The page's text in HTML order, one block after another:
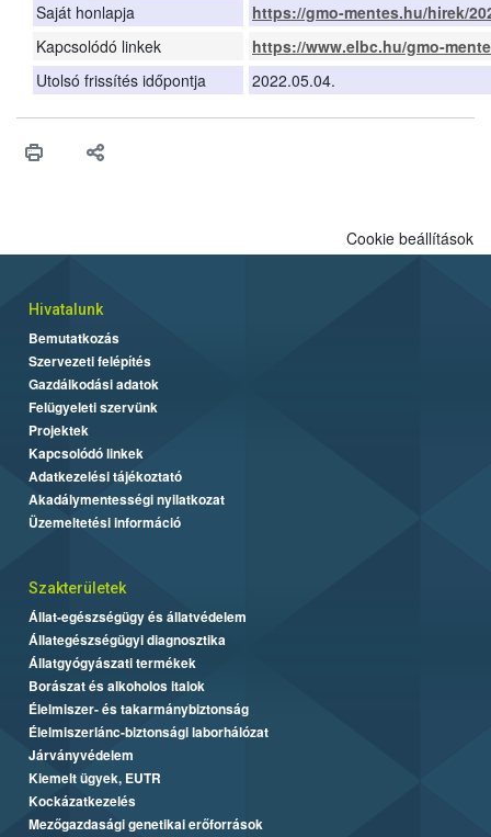
Saját honlapja
https://gmo-mentes.hu/hirek/
Kapcsolódó linkek
https://www.elbc.hu/gmo-
Utolsó frissítés időpontja
2022.05.04.
Cookie beállítások
Hivatalunk
Bemutatkozás
Szervezeti felépítés
Gazdálkodási adatok
Felügyeleti szervünk
Projektek
Kapcsolódó linkek
Adatkezelési tájékoztató
Akadálymentességi nyilatkozat
Üzemeltetési információ
Szakterületek
Állat-egészségügy és állatvédelem
Állategészségügyi diagnosztika
Állatgyógyászati termékek
Borászat és alkoholos italok
Élelmiszer- és takarmánybiztonság
Élelmiszerlánc-biztonsági laborhálózat
Járványvédelem
Kiemelt ügyek, EUTR
Kockázatkezelés
Mezőgazdasági genetikai erőforrások